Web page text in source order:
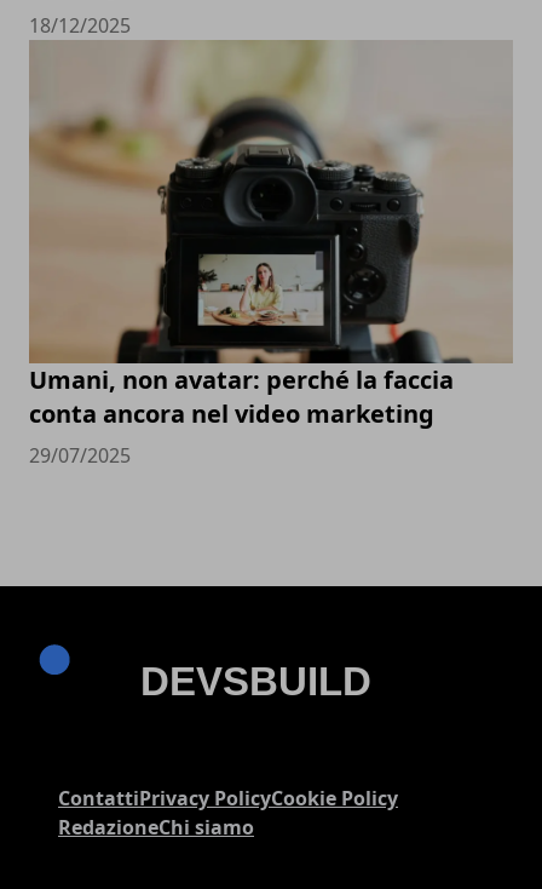
18/12/2025
Umani, non avatar: perché la faccia
conta ancora nel video marketing
29/07/2025
ContattiPrivacy PolicyCookie Policy
RedazioneChi siamo